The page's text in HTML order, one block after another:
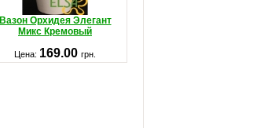
Вазон Орхидея Элегант
Микс Кремовый
Цена: 169.00 грн.